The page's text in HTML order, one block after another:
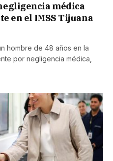
médica
en el IMSS Tijuana
hombre de 48 años en la
por negligencia médica,